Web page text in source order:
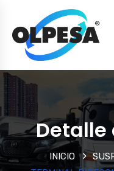
Detalle
INICIO